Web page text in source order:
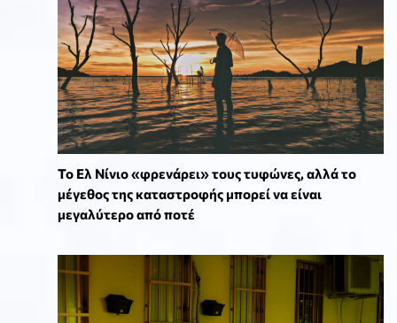
Το Ελ Νίνιο «φρενάρει» τους τυφώνες, αλλά το
μέγεθος της καταστροφής μπορεί να είναι
μεγαλύτερο από ποτέ